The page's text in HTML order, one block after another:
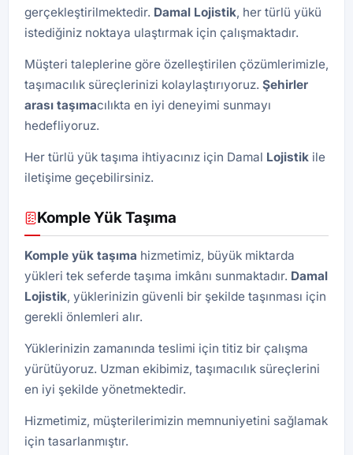
gerçekleştirilmektedir. Damal Lojistik, her türlü yükü
istediğiniz noktaya ulaştırmak için çalışmaktadır.
Müşteri taleplerine göre özelleştirilen çözümlerimizle,
taşımacılık süreçlerinizi kolaylaştırıyoruz. Şehirler
arası taşımacılıkta en iyi deneyimi sunmayı
hedefliyoruz.
Her türlü yük taşıma ihtiyacınız için Damal Lojistik ile
iletişime geçebilirsiniz.
Komple Yük Taşıma
Komple yük taşıma hizmetimiz, büyük miktarda
yükleri tek seferde taşıma imkânı sunmaktadır. Damal
Lojistik, yüklerinizin güvenli bir şekilde taşınması için
gerekli önlemleri alır.
Yüklerinizin zamanında teslimi için titiz bir çalışma
yürütüyoruz. Uzman ekibimiz, taşımacılık süreçlerini
en iyi şekilde yönetmektedir.
Hizmetimiz, müşterilerimizin memnuniyetini sağlamak
için tasarlanmıştır.